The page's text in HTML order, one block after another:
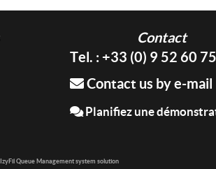
Contact
Tel. : +33 (0) 9 52 60
Contact us by e-mail
Planifiez une
IzyFil Queue Management system solution